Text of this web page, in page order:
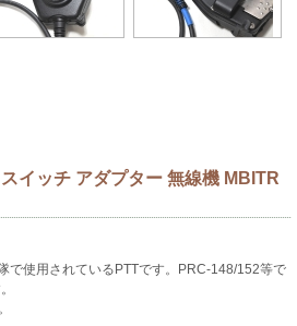
イッチ アダプター 無線機 MBITR
で使用されているPTTです。PRC-148/152等で